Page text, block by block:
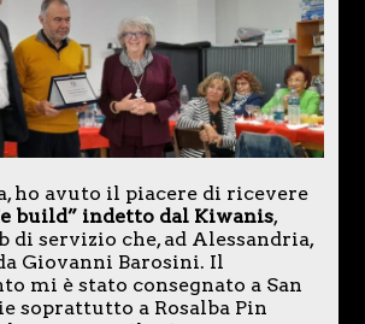
ho avuto il piacere di ricevere
build” indetto dal Kiwanis,
di servizio che, ad Alessandria,
Giovanni Barosini. Il
mi è stato consegnato a San
soprattutto a Rosalba Pin